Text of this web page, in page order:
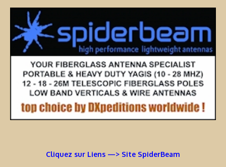
Cliquez sur Liens —> Site SpiderBeam